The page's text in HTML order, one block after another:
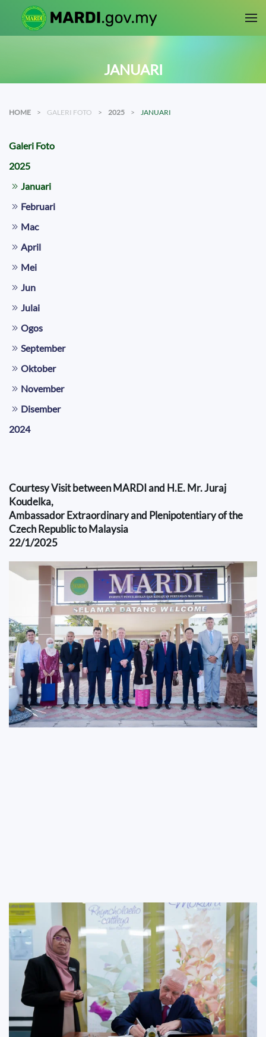
Skip to main content
JANUARI
HOME GALERI FOTO 2025 JANUARI
Galeri Foto
2025
Januari
Februari
Mac
April
Mei
Jun
Julai
Ogos
September
Oktober
November
Disember
2024
Courtesy Visit between MARDI and H.E. Mr. Juraj
Koudelka,
Ambassador Extraordinary and Plenipotentiary of the
Czech Republic to Malaysia
22/1/2025